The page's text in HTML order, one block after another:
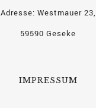
Adresse: Westmauer 23,
59590 Geseke
IMPRESSUM